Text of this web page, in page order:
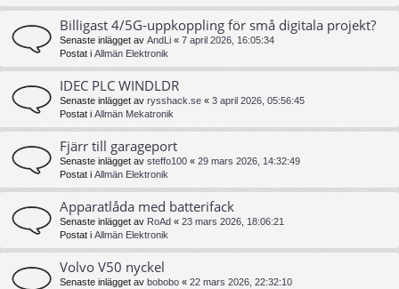
Billigast 4/5G-uppkoppling för små digitala projekt?
Senaste inlägget av AndLi « 7 april 2026, 16:05:34
Postat i Allmän Elektronik
IDEC PLC WINDLDR
Senaste inlägget av rysshack.se « 3 april 2026, 05:56:45
Postat i Allmän Mekatronik
Fjärr till garageport
Senaste inlägget av steffo100 « 29 mars 2026, 14:32:49
Postat i Allmän Elektronik
Apparatlåda med batterifack
Senaste inlägget av RoAd « 23 mars 2026, 18:06:21
Postat i Allmän Elektronik
Volvo V50 nyckel
Senaste inlägget av bobobo « 22 mars 2026, 22:32:10